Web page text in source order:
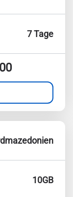
7 Tage
10GB